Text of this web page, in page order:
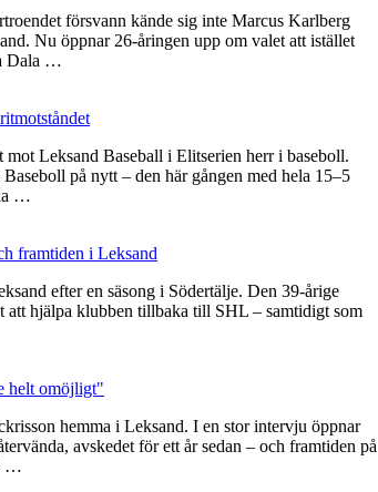
försvann kände sig inte Marcus Karlberg
Nu öppnar 26-åringen upp om valet att istället
Dala …
Leksand Baseball i Elitserien herr i baseboll.
på nytt – den här gången med hela 15–5
…
framtiden i Leksand
efter en säsong i Södertälje. Den 39-årige
att hjälpa klubben tillbaka till SHL – samtidigt som
helt omöjligt"
hemma i Leksand. I en stor intervju öppnar
avskedet för ett år sedan – och framtiden på
…